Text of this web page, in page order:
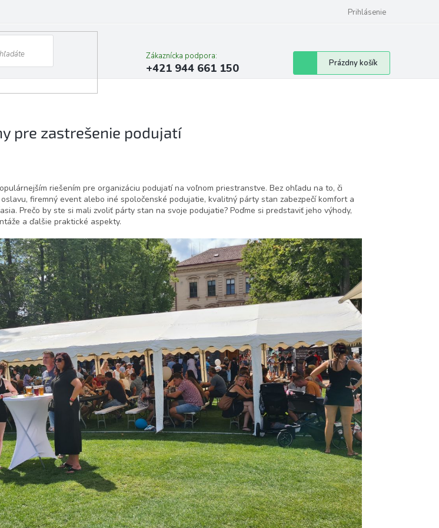
Prihlásenie
Zákaznícka podpora:
+421 944 661 150
Nákupný
košík
Prázdny košík
pre zastrešenie podujatí
riešením pre organizáciu podujatí na voľnom priestranstve. Bez ohľadu na to, či
firemný event alebo iné spoločenské podujatie, kvalitný párty stan zabezpečí komfort a
Prečo by ste si mali zvoliť párty stan na svoje podujatie? Poďme si predstaviť jeho výhody,
a ďalšie praktické aspekty.